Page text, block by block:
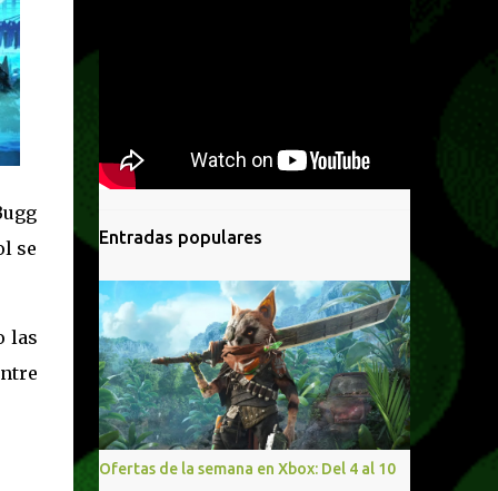
se
las
Entradas populares
Ofertas de la semana en Xbox: Del 4 al 10